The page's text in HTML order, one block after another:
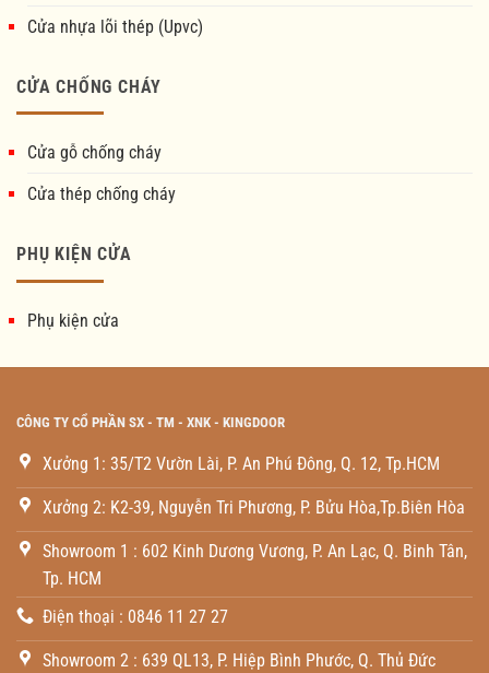
Cửa nhựa lõi thép (Upvc)
CỬA CHỐNG CHÁY
Cửa gỗ chống cháy
Cửa thép chống cháy
PHỤ KIỆN CỬA
Phụ kiện cửa
CÔNG TY CỔ PHẦN SX - TM - XNK - KINGDOOR
Xưởng 1: 35/T2 Vườn Lài, P. An Phú Đông, Q. 12, Tp.HCM
Xưởng 2: K2-39, Nguyễn Tri Phương, P. Bửu Hòa,Tp.Biên Hòa
Showroom 1 : 602 Kinh Dương Vương, P. An Lạc, Q. Binh Tân,
Tp. HCM
Điện thoại : 0846 11 27 27
Showroom 2 : 639 QL13, P. Hiệp Bình Phước, Q. Thủ Đức